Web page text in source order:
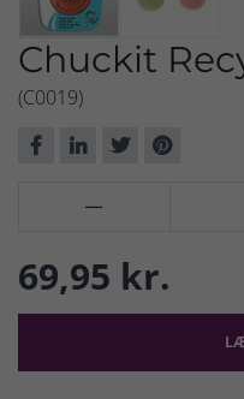
Chuckit
(C0019)

69,95 kr.